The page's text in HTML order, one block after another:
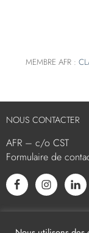
MEMBRE AFR :
NOUS CONTACTER
AFR – c/o CST
Formulaire de